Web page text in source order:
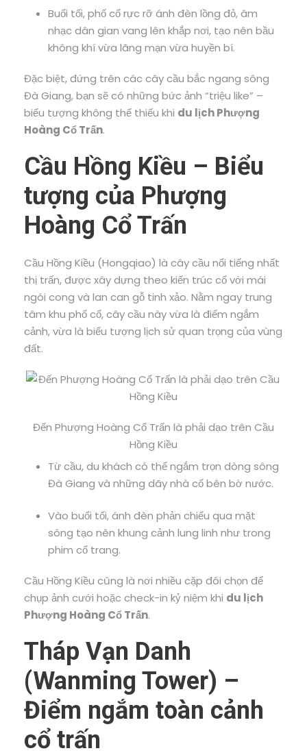
Buổi tối, phố cổ rực rỡ ánh đèn lồng đỏ, âm
nhạc dân gian vang lên khắp nơi, tạo nên bầu
không khí vừa lãng mạn vừa huyền bí.
Đặc biệt, đứng trên các cây cầu bắc ngang sông
Đà Giang, bạn sẽ có những bức ảnh “triệu like” –
biểu tượng không thể thiếu khi du lịch Phượng
Hoàng Cổ Trấn.
Cầu Hồng Kiều – Biểu
tượng của Phượng
Hoàng Cổ Trấn
Cầu Hồng Kiều (Hongqiao) là cây cầu nổi tiếng nhất
thị trấn, được xây dựng theo kiến trúc cổ với mái
ngói cong và lan can gỗ tinh xảo. Nằm ngay trung
tâm khu phố cổ, cây cầu này vừa là điểm ngắm
cảnh, vừa là biểu tượng lịch sử quan trọng của vùng
đất.
Đến Phượng Hoàng Cổ Trấn là phải dạo trên Cầu
Hồng Kiều
Từ cầu, du khách có thể ngắm trọn dòng sông
Đà Giang và những dãy nhà cổ bên bờ nước.
Vào buổi tối, ánh đèn phản chiếu qua mặt
sông tạo nên khung cảnh lung linh như trong
phim cổ trang.
Cầu Hồng Kiều cũng là nơi nhiều cặp đôi chọn để
chụp ảnh cưới hoặc check-in kỷ niệm khi du lịch
Phượng Hoàng Cổ Trấn.
Tháp Vạn Danh
(Wanming Tower) –
Điểm ngắm toàn cảnh
cổ trấn